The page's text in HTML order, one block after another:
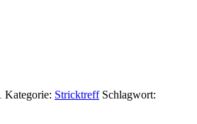
Kategorie: Stricktreff Schlagwort: